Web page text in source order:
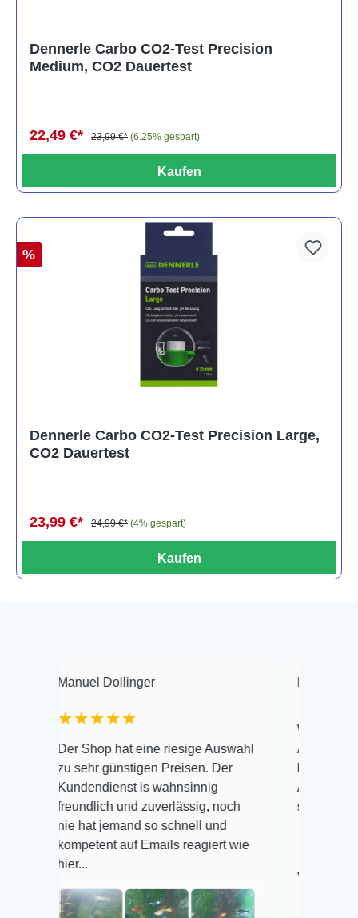
Dennerle Carbo CO2-Test Precision
Medium, CO2 Dauertest
22,49 €* 23,99 €* (6.25% gespart)
Kaufen
%
Dennerle Carbo CO2-Test Precision Large,
CO2 Dauertest
23,99 €* 24,99 €* (4% gespart)
Kaufen
Dollinger
Shop hat eine riesige Auswahl
sehr günstigen Preisen. Der
is wahnsinnig
und zuverlässig, noch
hat jemand so schnell und
auf Emails reagiert wie
Warenanlieferung
Auswahl plus
Alles ist quick
super Zustand.